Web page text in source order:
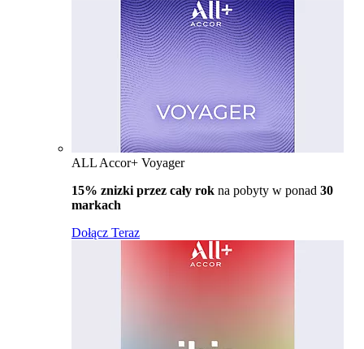
ALL Accor+ Voyager
15% znizki przez cały rok na pobyty w ponad 30
markach
Dołącz Teraz